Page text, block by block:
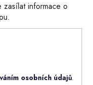
zasílat informace o
osobních údajů.